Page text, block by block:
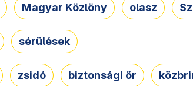
Magyar Közlöny olasz
sérülések
zsidó biztonsági őr